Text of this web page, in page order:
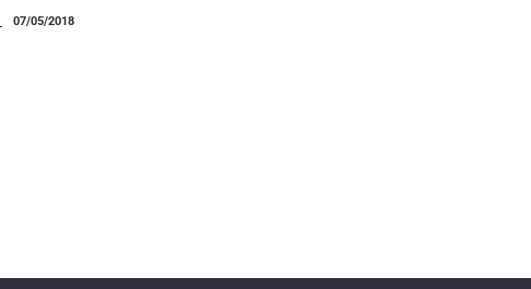
07/05/2018